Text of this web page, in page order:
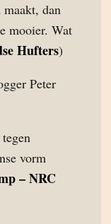
dan
mooier. Wat
Hufters)
Peter
vorm
– NRC